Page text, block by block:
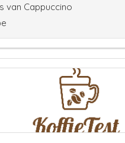
van Cappuccino